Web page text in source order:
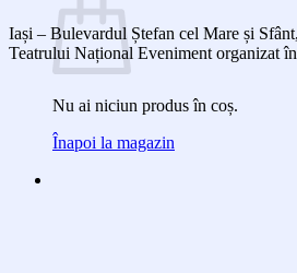
Nu ai niciun produs în coș.
Înapoi la magazin
Iași – Bulevardul Ștefan cel Mare și
Teatrului Național Eveniment organizat